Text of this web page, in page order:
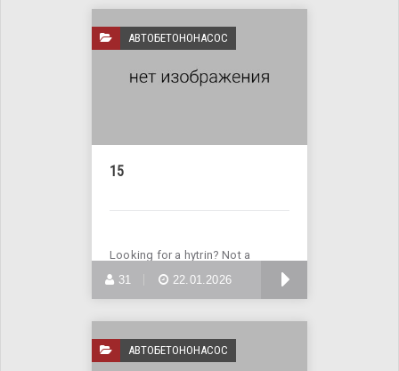
АВТОБЕТОНОНАСОС
15
Looking for a hytrin? Not a
problem! Visit the website
31 22.01.2026
АВТОБЕТОНОНАСОС